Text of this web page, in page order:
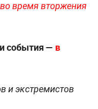
время вторжения
события — в
и экстремистов